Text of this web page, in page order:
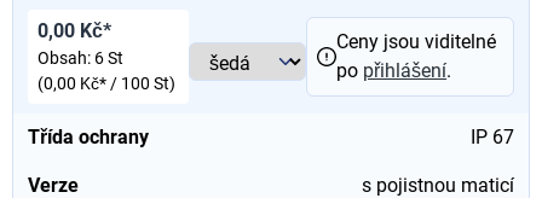
Třída ochrany IP 67
Verze s pojistnou maticí
0,00 Kč*
Obsah: 6 St
(0,00 Kč* / 100 St)
Ceny jsou viditelné
po přihlášení.